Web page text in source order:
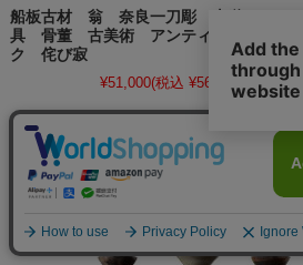
船板古材 翁 奈良一刀彫 古道
具 骨董 古美術 アンティー
ク 侘び寂
¥51,000(税込 ¥56,100)